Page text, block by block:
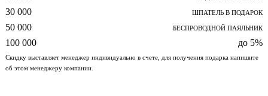
30 000 ШПАТЕЛЬ В ПОДАРОК
50 000 БЕСПРОВОДНОЙ ПАЯЛЬНИК
100 000 до 5%
Скидку выставляет менеджер индивидуально в счете, для получения подарка напишите
об этом менеджеру компании.